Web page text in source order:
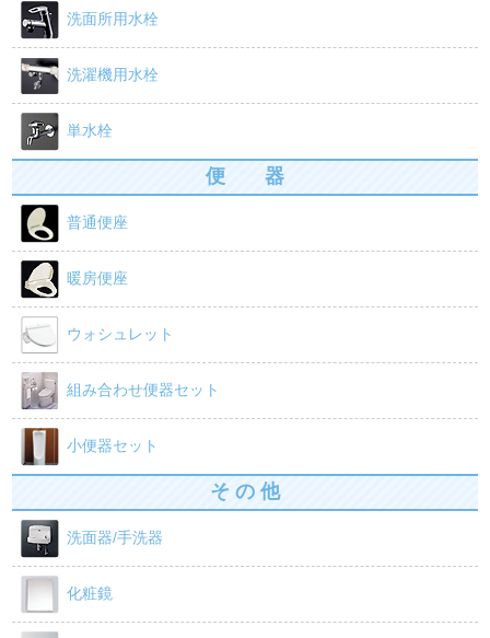
洗面所用水栓
洗濯機用水栓
単水栓
便 器
普通便座
暖房便座
ウォシュレット
組み合わせ便器セット
小便器セット
そ の 他
洗面器/手洗器
化粧鏡